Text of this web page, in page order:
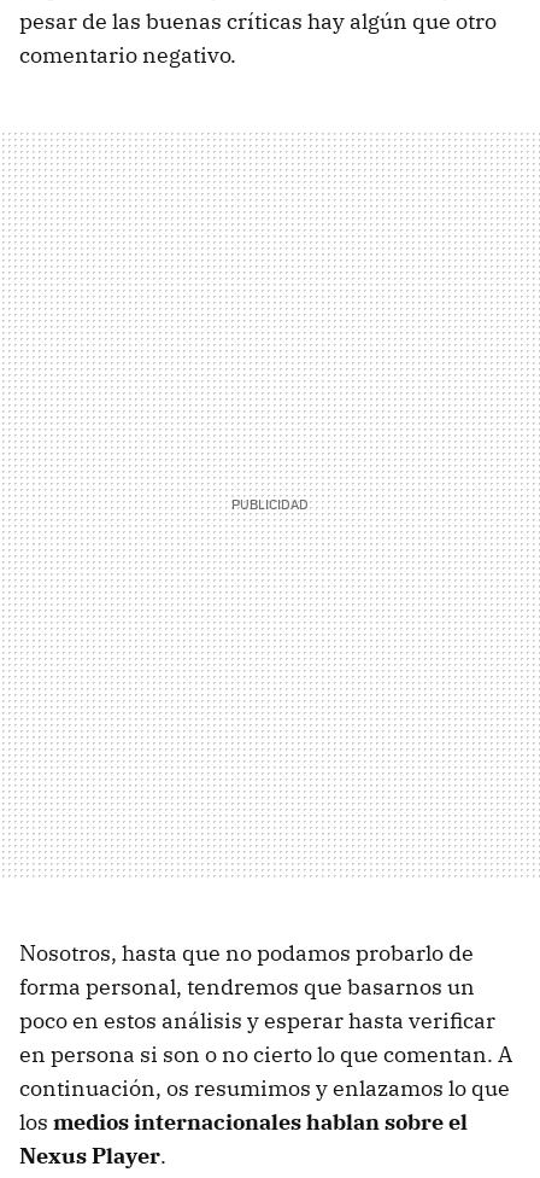
pesar de las buenas críticas hay algún que otro
comentario negativo.
Nosotros, hasta que no podamos probarlo de
forma personal, tendremos que basarnos un
poco en estos análisis y esperar hasta verificar
en persona si son o no cierto lo que comentan. A
continuación, os resumimos y enlazamos lo que
los medios internacionales hablan sobre el
Nexus Player.